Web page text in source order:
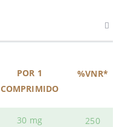
POR 1
COMPRIMIDO
%VNR*
30 mg 250